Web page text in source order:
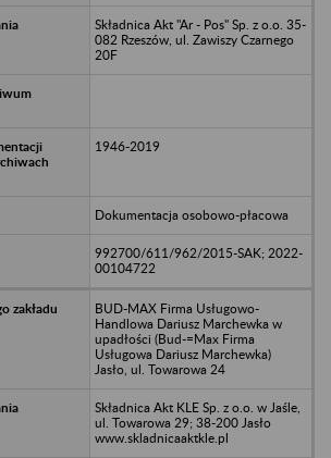
Składnica Akt "Ar - Pos" Sp. z o.o. 35-
082 Rzeszów, ul. Zawiszy Czarnego
20F
1946-2019
Dokumentacja osobowo-płacowa
992700/611/962/2015-SAK; 2022-
00104722
BUD-MAX Firma Usługowo-
Handlowa Dariusz Marchewka w
upadłości (Bud-=Max Firma
Usługowa Dariusz Marchewka)
Jasło, ul. Towarowa 24
Składnica Akt KLE Sp. z o.o. w Jaśle,
ul. Towarowa 29; 38-200 Jasło
www.skladnicaaktkle.pl